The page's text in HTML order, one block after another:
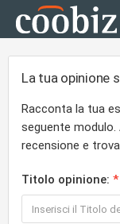
La tua opinione
Racconta la tua
seguente
recensione e
Titolo opinione: